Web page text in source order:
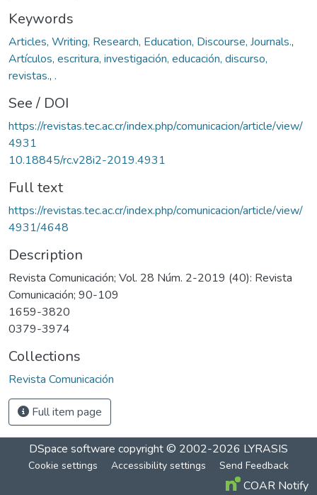
Keywords
Articles, Writing, Research, Education, Discourse, Journals.,
Artículos, escritura, investigación, educación, discurso,
revistas., .
See / DOI
https://revistas.tec.ac.cr/index.php/comunicacion/article/view/
4931
10.18845/rc.v28i2-2019.4931
Full text
https://revistas.tec.ac.cr/index.php/comunicacion/article/view/
4931/4648
Description
Revista Comunicación; Vol. 28 Núm. 2-2019 (40): Revista
Comunicación; 90-109
1659-3820
0379-3974
Collections
Revista Comunicación
Full item page
DSpace software copyright © 2002-2026 LYRASIS
Cookie settings Accessibility settings Send Feedback
COAR Notify